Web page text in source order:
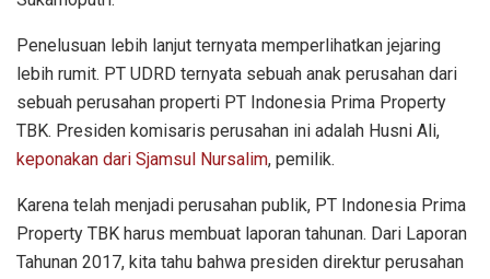
Penelusuan lebih lanjut ternyata memperlihatkan jejaring
lebih rumit. PT UDRD ternyata sebuah anak perusahan dari
sebuah perusahan properti PT Indonesia Prima Property
TBK. Presiden komisaris perusahan ini adalah Husni Ali,
keponakan dari Sjamsul Nursalim, pemilik.
Karena telah menjadi perusahan publik, PT Indonesia Prima
Property TBK harus membuat laporan tahunan. Dari Laporan
Tahunan 2017, kita tahu bahwa presiden direktur perusahan